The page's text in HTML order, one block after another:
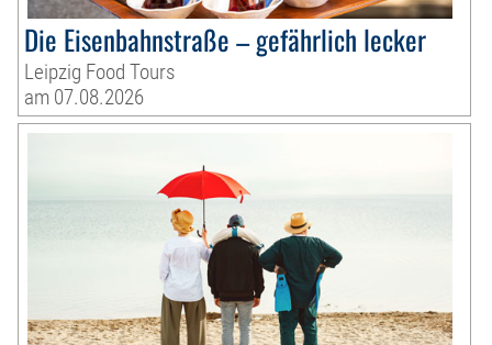
Die Eisenbahnstraße – gefährlich lecker
Leipzig Food Tours
am 07.08.2026